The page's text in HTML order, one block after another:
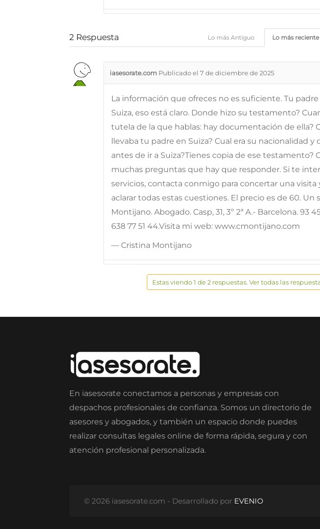
2 Respuesta Lo más reciente
Lo más Antiguo
iasesorate.com Publicado el 7 de diciembre de 2025
La información que ofreces no es suficiente. Tu
Suiza, eso está claro. Donde hizo su testamento?
tutela de la que hablas: hay documentación de ella?
llevaba tu padre en Suiza? Cual era su nacionalidad y
antes de ir a Suiza?Tienes copia de ese testamento?
muchas preguntas que hay que responder. Si te
servicios, contacta conmigo para concertar una visita
aclarar todas estas cuestiones. El precio es de 60. Un
Montijano. Abogado. Casp, 31, 3º 2ª A.- Barcelona. 93
638 77 51 44.Visita mi web: www.cmontijano.com
— Cristina Montijano
Estas viendo 1 de 2 respuestas. Ver todas las
En iasesorate conectamos a personas y empresas con
despachos profesionales de confianza. Somos un directorio de
asesores y abogados, y también un espacio donde puedes
realizar consultas legales online de forma rápida, segura y con
atención profesional personalizada.
© 2026 iasesorate.com - Desarrollado por EVENIO